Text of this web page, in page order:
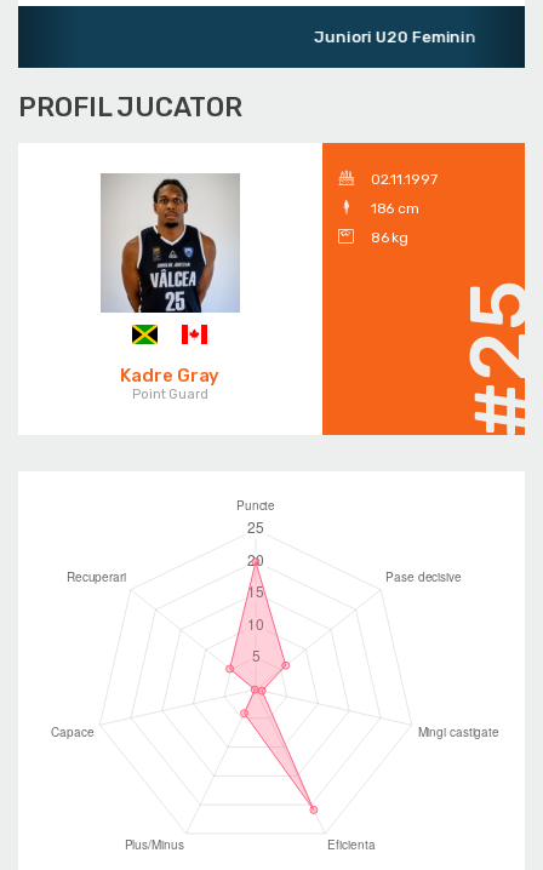
Juniori U20 Feminin
PROFIL JUCATOR
Kadre Gray
Point Guard
02.11.1997
186 cm
86 kg